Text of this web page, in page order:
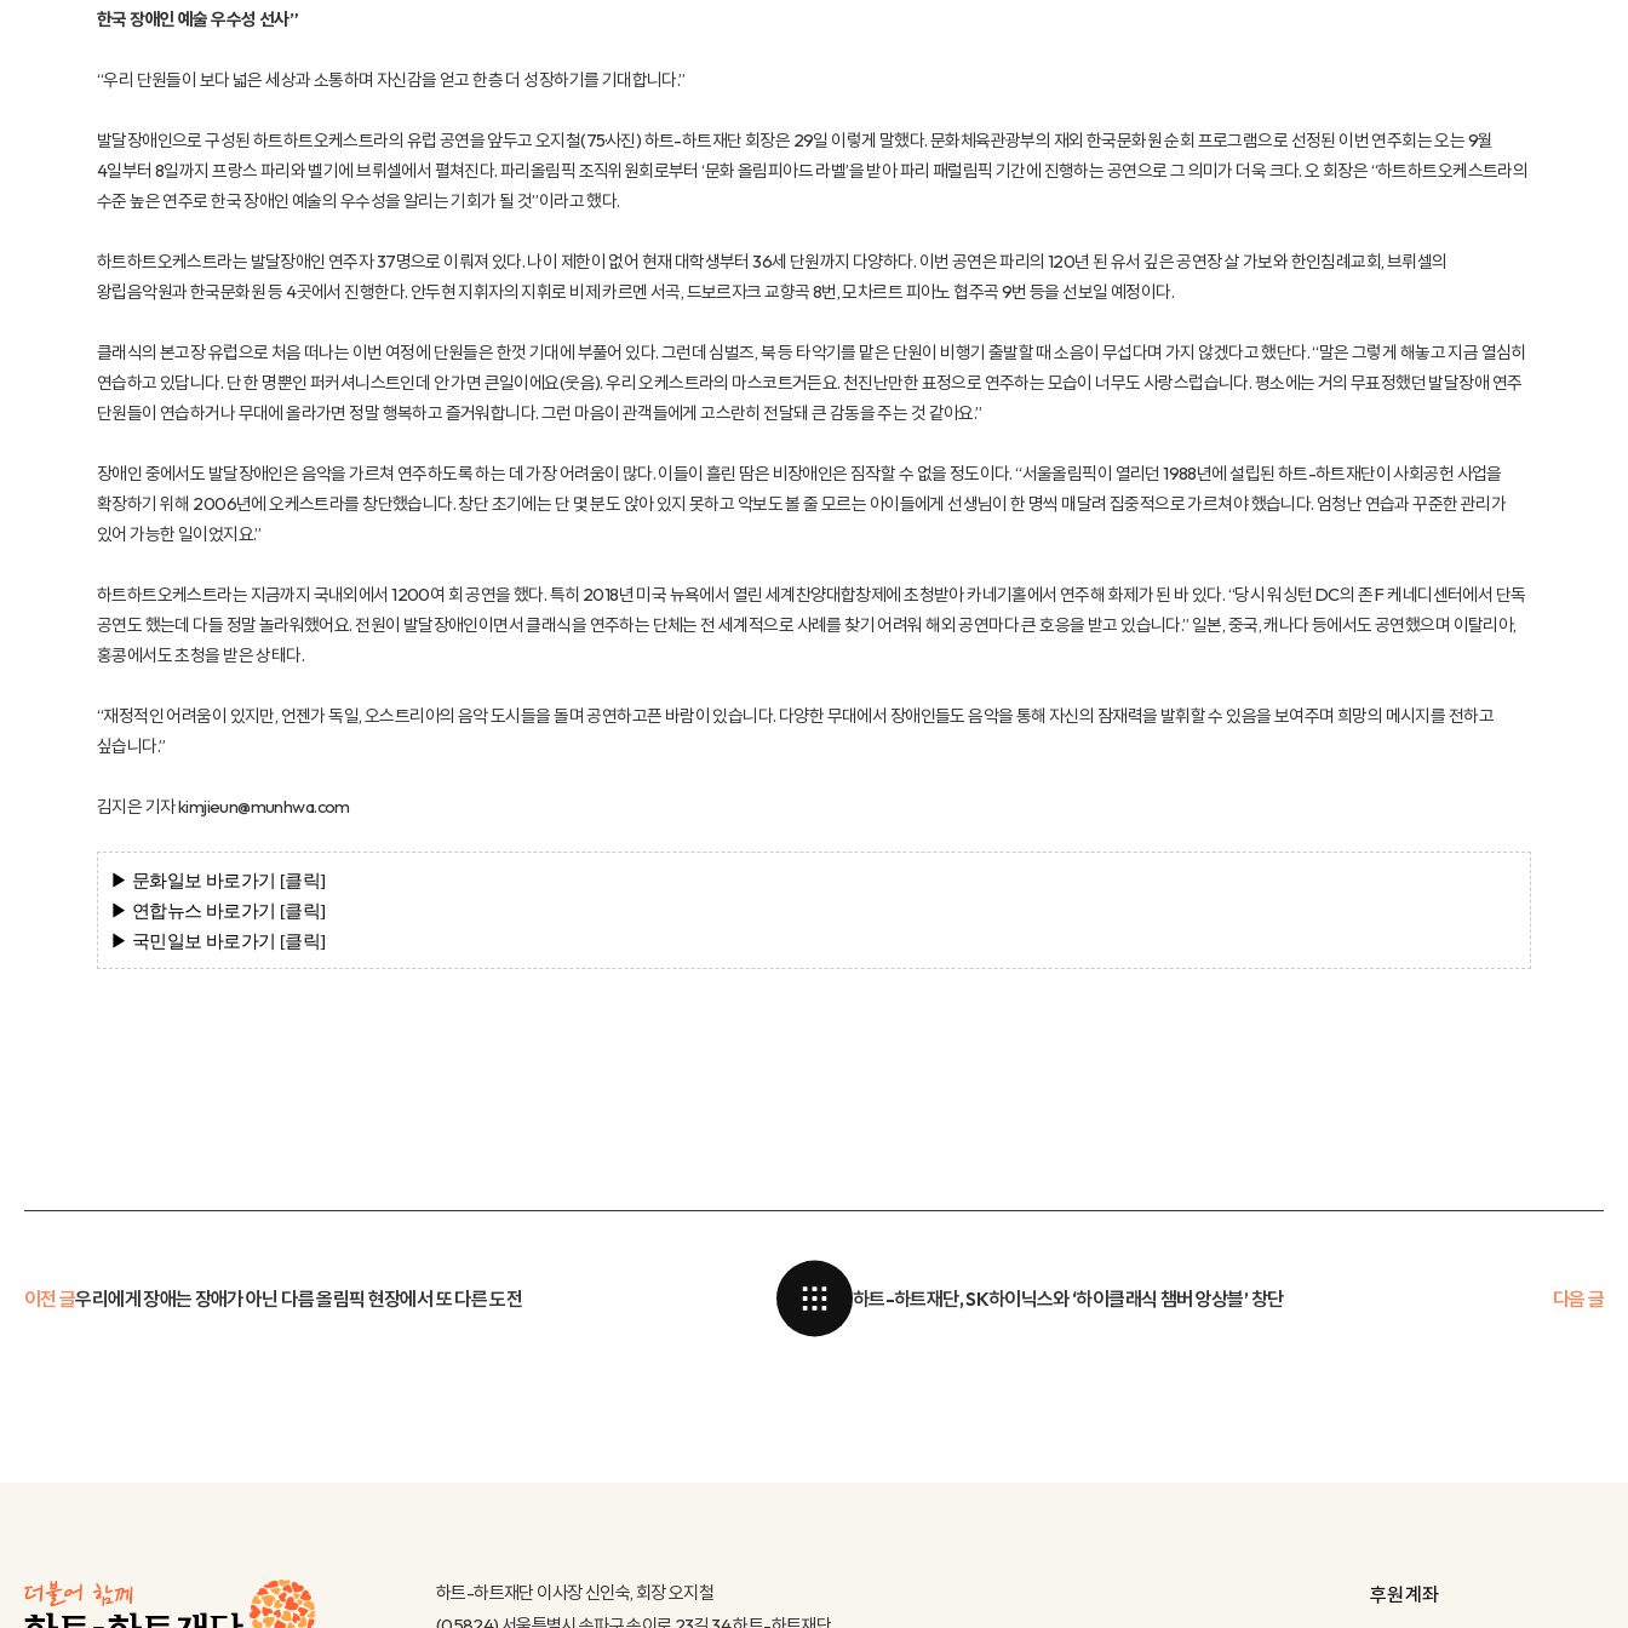
한국 장애인 예술 우수성 선사”
“우리 단원들이 보다 넓은 세상과 소통하며 자신감을 얻고 한층 더 성장하기를 기대합니다.”
발달장애인으로 구성된 하트하트오케스트라의 유럽 공연을 앞두고 오지철(75·사진) 하트-하트재단 회장은 29일 이렇게 말했다. 문화체육관광부의 재외 한국문화원 순회 프로그램으로 선정된 이번 연주회는 오는 9월
4일부터 8일까지 프랑스 파리와 벨기에 브뤼셀에서 펼쳐진다. 파리올림픽 조직위원회로부터 ‘문화 올림피아드 라벨’을 받아 파리 패럴림픽 기간에 진행하는 공연으로 그 의미가 더욱 크다. 오 회장은 “하트하트오케스트라의
수준 높은 연주로 한국 장애인 예술의 우수성을 알리는 기회가 될 것”이라고 했다.
하트하트오케스트라는 발달장애인 연주자 37명으로 이뤄져 있다. 나이 제한이 없어 현재 대학생부터 36세 단원까지 다양하다. 이번 공연은 파리의 120년 된 유서 깊은 공연장 살 가보와 한인침례교회, 브뤼셀의
왕립음악원과 한국문화원 등 4곳에서 진행한다. 안두현 지휘자의 지휘로 비제 카르멘 서곡, 드보르자크 교향곡 8번, 모차르트 피아노 협주곡 9번 등을 선보일 예정이다.
클래식의 본고장 유럽으로 처음 떠나는 이번 여정에 단원들은 한껏 기대에 부풀어 있다. 그런데 심벌즈, 북 등 타악기를 맡은 단원이 비행기 출발할 때 소음이 무섭다며 가지 않겠다고 했단다. “말은 그렇게 해놓고 지금 열심히
연습하고 있답니다. 단 한 명뿐인 퍼커셔니스트인데 안 가면 큰일이에요(웃음). 우리 오케스트라의 마스코트거든요. 천진난만한 표정으로 연주하는 모습이 너무도 사랑스럽습니다. 평소에는 거의 무표정했던 발달장애 연주
단원들이 연습하거나 무대에 올라가면 정말 행복하고 즐거워합니다. 그런 마음이 관객들에게 고스란히 전달돼 큰 감동을 주는 것 같아요.”
장애인 중에서도 발달장애인은 음악을 가르쳐 연주하도록 하는 데 가장 어려움이 많다. 이들이 흘린 땀은 비장애인은 짐작할 수 없을 정도이다. “서울올림픽이 열리던 1988년에 설립된 하트-하트재단이 사회공헌 사업을
확장하기 위해 2006년에 오케스트라를 창단했습니다. 창단 초기에는 단 몇 분도 앉아 있지 못하고 악보도 볼 줄 모르는 아이들에게 선생님이 한 명씩 매달려 집중적으로 가르쳐야 했습니다. 엄청난 연습과 꾸준한 관리가
있어 가능한 일이었지요.”
하트하트오케스트라는 지금까지 국내외에서 1200여 회 공연을 했다. 특히 2018년 미국 뉴욕에서 열린 세계찬양대합창제에 초청받아 카네기홀에서 연주해 화제가 된 바 있다. “당시 워싱턴 DC의 존 F 케네디센터에서 단독
공연도 했는데 다들 정말 놀라워했어요. 전원이 발달장애인이면서 클래식을 연주하는 단체는 전 세계적으로 사례를 찾기 어려워 해외 공연마다 큰 호응을 받고 있습니다.” 일본, 중국, 캐나다 등에서도 공연했으며 이탈리아,
홍콩에서도 초청을 받은 상태다.
“재정적인 어려움이 있지만, 언젠가 독일, 오스트리아의 음악 도시들을 돌며 공연하고픈 바람이 있습니다. 다양한 무대에서 장애인들도 음악을 통해 자신의 잠재력을 발휘할 수 있음을 보여주며 희망의 메시지를 전하고
싶습니다.”
김지은 기자 kimjieun@munhwa.com
▶ 문화일보 바로가기 [클릭]
▶ 연합뉴스 바로가기 [클릭]
▶ 국민일보 바로가기 [클릭]
이전 글우리에게 장애는 장애가 아닌 다름 올림픽 현장에서 또 다른 도전 하트-하트재단, SK하이닉스와 ‘하이클래식 챔버 앙상블’ 창단 다음 글
하트-하트재단 이사장 신인숙, 회장 오지철
후원 계좌